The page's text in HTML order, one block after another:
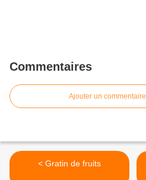
Commentaires
Ajouter un commentaire
< Gratin de fruits